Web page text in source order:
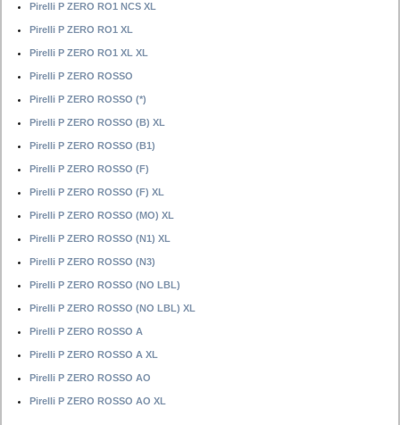
Pirelli P ZERO RO1 NCS XL
Pirelli P ZERO RO1 XL
Pirelli P ZERO RO1 XL XL
Pirelli P ZERO ROSSO
Pirelli P ZERO ROSSO (*)
Pirelli P ZERO ROSSO (B) XL
Pirelli P ZERO ROSSO (B1)
Pirelli P ZERO ROSSO (F)
Pirelli P ZERO ROSSO (F) XL
Pirelli P ZERO ROSSO (MO) XL
Pirelli P ZERO ROSSO (N1) XL
Pirelli P ZERO ROSSO (N3)
Pirelli P ZERO ROSSO (NO LBL)
Pirelli P ZERO ROSSO (NO LBL) XL
Pirelli P ZERO ROSSO A
Pirelli P ZERO ROSSO A XL
Pirelli P ZERO ROSSO AO
Pirelli P ZERO ROSSO AO XL